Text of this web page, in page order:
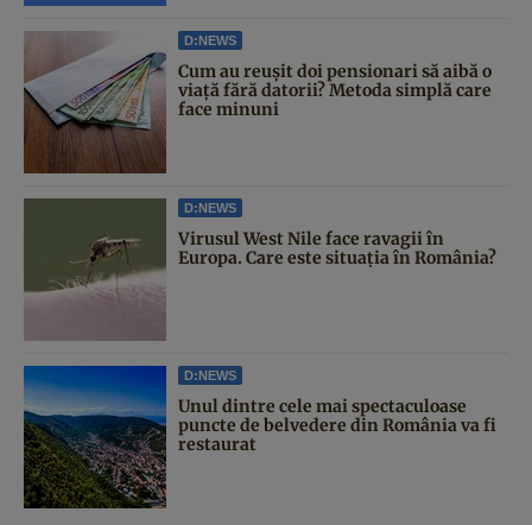
D:NEWS
Cum au reușit doi pensionari să aibă o
viață fără datorii? Metoda simplă care
face minuni
D:NEWS
Virusul West Nile face ravagii în
Europa. Care este situația în România?
D:NEWS
Unul dintre cele mai spectaculoase
puncte de belvedere din România va fi
restaurat